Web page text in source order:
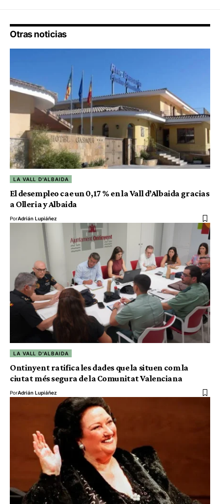
Otras noticias
LA VALL D'ALBAIDA
El desempleo cae un 0,17 % en la Vall d’Albaida gracias
a Olleria y Albaida
PorAdrián Lupiáñez
LA VALL D'ALBAIDA
Ontinyent ratifica les dades que la situen com la
ciutat més segura de la Comunitat Valenciana
PorAdrián Lupiáñez